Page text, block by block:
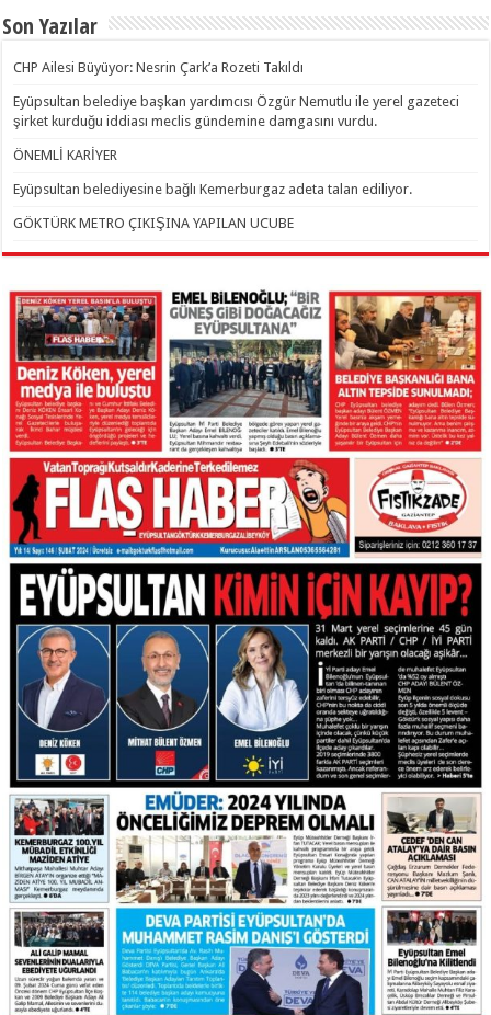
Son Yazılar
CHP Ailesi Büyüyor: Nesrin Çark’a Rozeti Takıldı
Eyüpsultan belediye başkan yardımcısı Özgür Nemutlu ile yerel gazeteci
şirket kurduğu iddiası meclis gündemine damgasını vurdu.
ÖNEMLİ KARİYER
Eyüpsultan belediyesine bağlı Kemerburgaz adeta talan ediliyor.
GÖKTÜRK METRO ÇIKIŞINA YAPILAN UCUBE